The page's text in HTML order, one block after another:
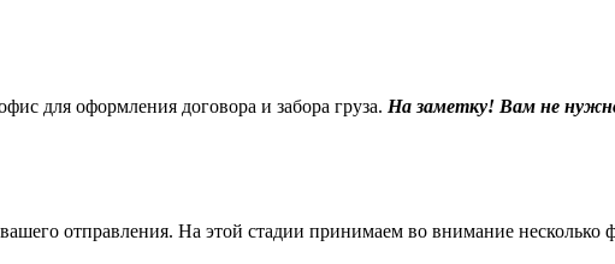
для оформления договора и забора груза. На заметку! Вам не
отправления. На этой стадии принимаем во внимание несколько